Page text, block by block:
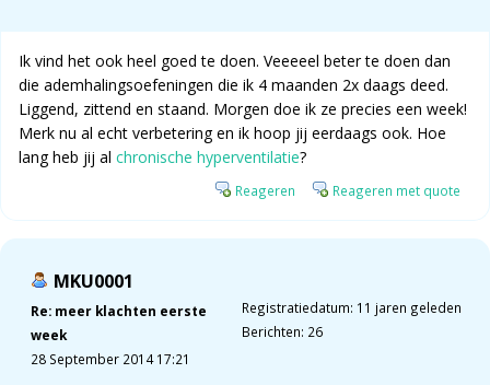
Ik vind het ook heel goed te doen. Veeeeel beter te doen dan
die ademhalingsoefeningen die ik 4 maanden 2x daags deed.
Liggend, zittend en staand. Morgen doe ik ze precies een week!
Merk nu al echt verbetering en ik hoop jij eerdaags ook. Hoe
lang heb jij al chronische hyperventilatie?
Reageren Reageren met quote
MKU0001
Re: meer klachten eerste
week
28 September 2014 17:21
Registratiedatum: 11 jaren geleden
Berichten: 26